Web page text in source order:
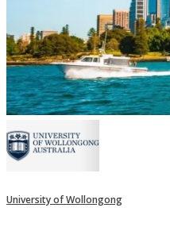
University of Wollongong